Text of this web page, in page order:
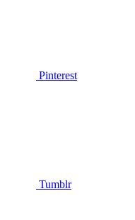
Pinterest
Tumblr